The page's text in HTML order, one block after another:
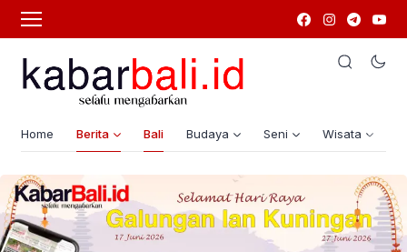
Home Berita Bali Budaya Seni Wisata